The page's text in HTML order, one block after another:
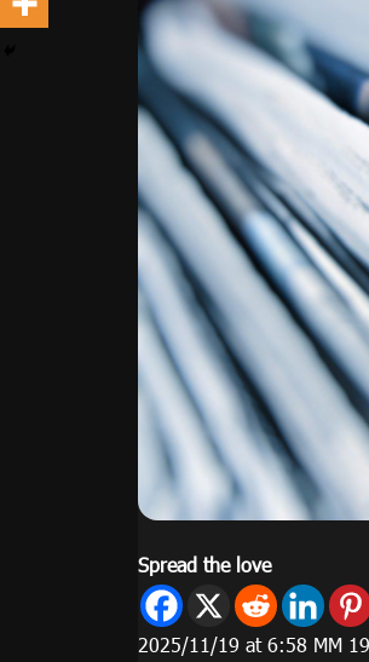
Spread the love
2025/11/19 at 6:58 ΜΜ